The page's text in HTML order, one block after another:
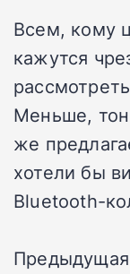
Всем, кому
кажутся
Меньше,
же
хотели бы
Bluetooth-